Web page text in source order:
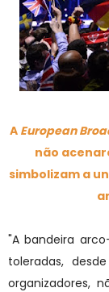
A European
não
simbolizam a
"A bandeira
toleradas,
organizadores,